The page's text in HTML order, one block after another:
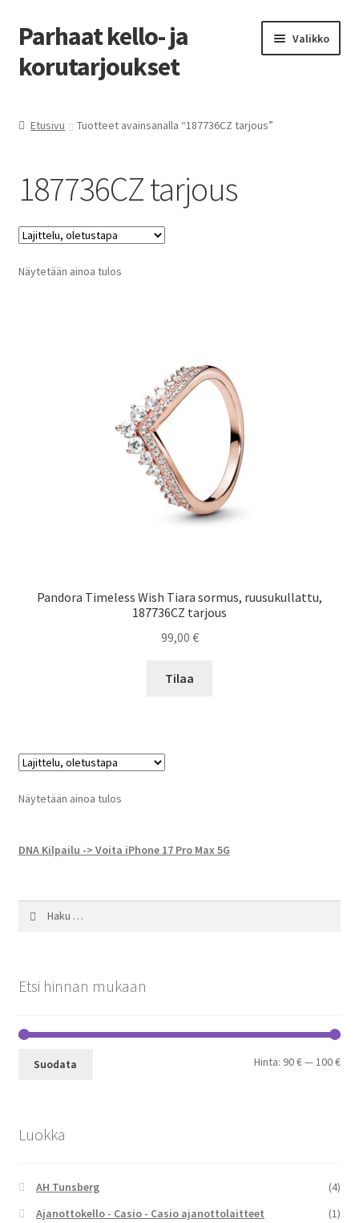
Siirry
navigointiin
Siirry
sisältöön
Parhaat kello- ja
korutarjoukset
Valikko
Etusivu Tuotteet avainsanalla “187736CZ tarjous”
187736CZ tarjous
Näytetään ainoa tulos
Pandora Timeless Wish Tiara sormus, ruusukullattu,
187736CZ tarjous
99,00 €
Tilaa
Näytetään ainoa tulos
DNA Kilpailu -> Voita iPhone 17 Pro Max 5G
Etsi hinnan mukaan
Suodata Hinta: 90 €— 100 €
Luokka
AH Tunsberg
(4)
Ajanottokello - Casio - Casio ajanottolaitteet
(1)